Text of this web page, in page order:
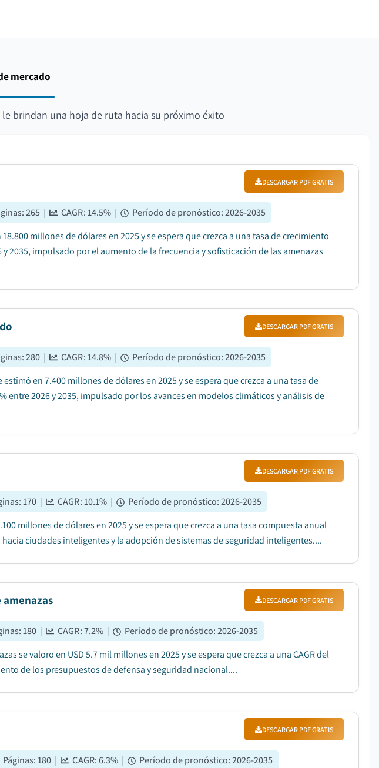
mercado
brindan una hoja de ruta hacia su próximo éxito
DESCARGAR PDF GRATIS
:265 | CAGR:14.5% | Período de pronóstico:2026-2035
millones de dólares en 2025 y se espera que crezca a una tasa de crecimiento
y 2035, impulsado por el aumento de la frecuencia y sofisticación de las amenazas
DESCARGAR PDF GRATIS
:280 | CAGR:14.8% | Período de pronóstico:2026-2035
en 7.400 millones de dólares en 2025 y se espera que crezca a una tasa de
entre 2026 y 2035, impulsado por los avances en modelos climáticos y análisis de
DESCARGAR PDF GRATIS
:170 | CAGR:10.1% | Período de pronóstico:2026-2035
millones de dólares en 2025 y se espera que crezca a una tasa compuesta anual
ciudades inteligentes y la adopción de sistemas de seguridad inteligentes....
DESCARGAR PDF GRATIS
:180 | CAGR:7.2% | Período de pronóstico:2026-2035
se valoro en USD 5.7 mil millones en 2025 y se espera que crezca a una CAGR del
de los presupuestos de defensa y seguridad nacional....
DESCARGAR PDF GRATIS
Páginas:180 | CAGR:6.3% | Período de pronóstico:2026-2035